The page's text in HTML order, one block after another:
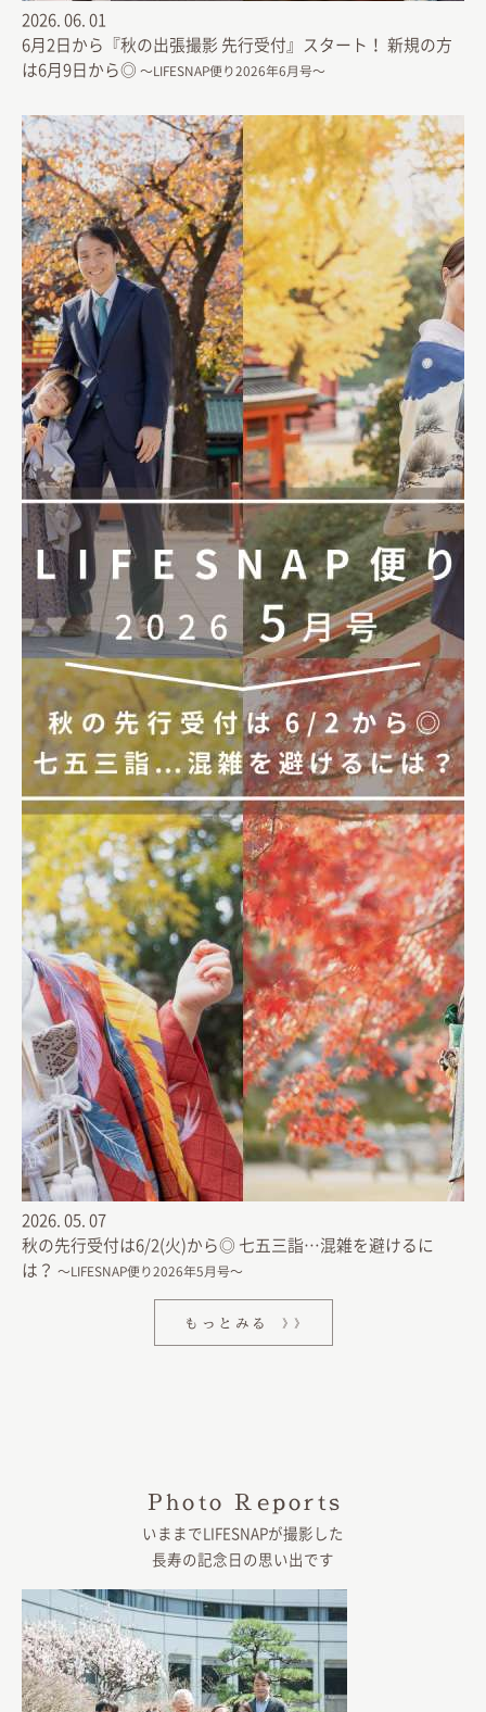
2026. 06. 01
6月2日から『秋の出張撮影 先行受付』スタート！ 新規の方
は6月9日から◎ 〜LIFESNAP便り2026年6月号〜
2026. 05. 07
秋の先行受付は6/2(火)から◎ 七五三詣…混雑を避けるに
は？
〜LIFESNAP便り2026年5月号〜
もっとみる
Photo Reports
いままでLIFESNAPが撮影した
長寿の記念日の思い出です